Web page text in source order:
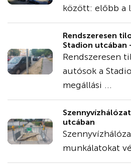
között: előbb a
Rendszeresen
Stadion utcában
Rendszeresen
autósok a
megállási ...
utcában
munkálatokat